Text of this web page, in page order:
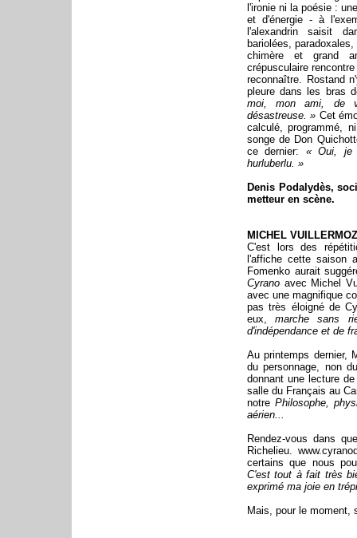
l'ironie ni la poésie :
et d'énergie - à
l'alexandrin saisit
bariolées,
chimère et grand
crépusculaire
reconnaître. Rostand
pleure dans les bras
moi, mon ami, de
désastreuse. » Cet
calculé, programmé,
songe de Don
ce dernier: « Oui, je
hurluberlu. »
Denis Podalydès,
metteur en scène.
MICHEL VUILLERMOZ
C'est lors des
l'affiche cette saison
Fomenko aurait
Cyrano avec Michel
avec une magnifique
pas très éloigné de
eux,marche sans
d'indépendance et de
Au printemps dernier,
du personnage, non
donnant une lecture
salle du Français au
notre Philosophe,
aérien...
Rendez-vous dans
Richelieu.
certains que nous
C'est tout à fait très
exprimé ma joie en
Mais, pour le moment,